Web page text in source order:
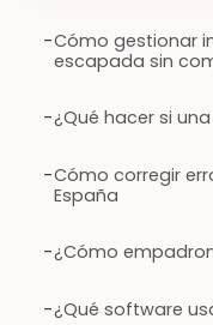
-Cómo gestionar
escapada sin
-¿Qué hacer si
-Cómo corregir
España
-¿Cómo
-¿Qué software